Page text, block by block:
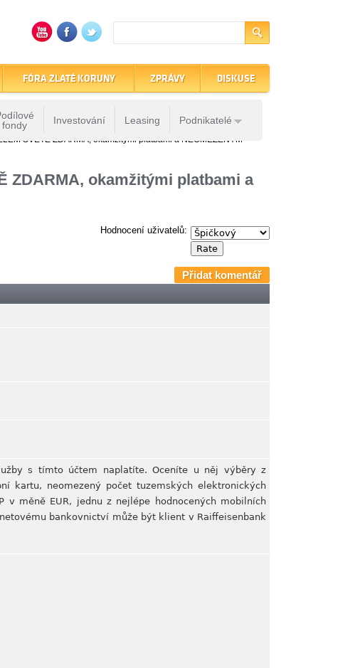
fondy
Investování Leasing Podnikatelé
FÓRA ZLATÉ KORUNY ZPRÁVY DISKUSE
SVĚTĚ ZDARMA, okamžitými platbami a NEOMEZENÝM
ZDARMA, okamžitými platbami a
Hodnocení uživatelů:
Přidat komentář
s tímto účtem naplatíte. Oceníte u něj výběry z
kartu, neomezený počet tuzemských elektronických
v měně EUR, jednu z nejlépe hodnocených mobilních
bankovnictví může být klient v Raiffeisenbank